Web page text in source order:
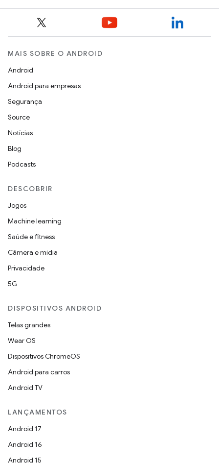
MAIS SOBRE O ANDROID
Android
Android para empresas
Segurança
Source
Notícias
Blog
Podcasts
DESCOBRIR
Jogos
Machine learning
Saúde e fitness
Câmera e mídia
Privacidade
5G
DISPOSITIVOS ANDROID
Telas grandes
Wear OS
Dispositivos ChromeOS
Android para carros
Android TV
LANÇAMENTOS
Android 17
Android 16
Android 15